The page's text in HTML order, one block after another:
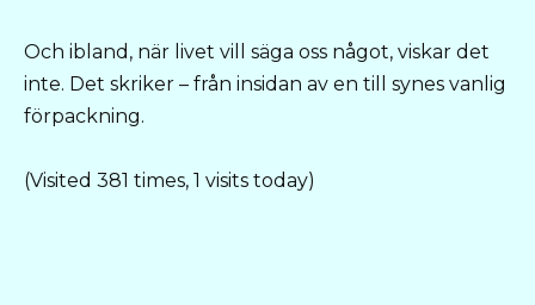
Och ibland, när livet vill säga oss något, viskar det
inte. Det skriker – från insidan av en till synes vanlig
förpackning.
(Visited 381 times, 1 visits today)